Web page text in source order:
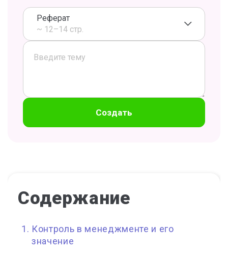
Реферат
~ 12–14 стр.
Создать
Содержание
Контроль в менеджменте и его
значение